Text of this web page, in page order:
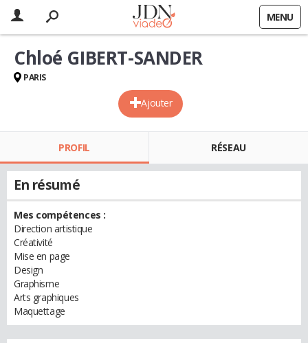
MENU
Ajouter
Chloé GIBERT-SANDER
PARIS
PROFIL RÉSEAU
En résumé
Mes compétences :
Direction artistique
Créativité
Mise en page
Design
Graphisme
Arts graphiques
Maquettage